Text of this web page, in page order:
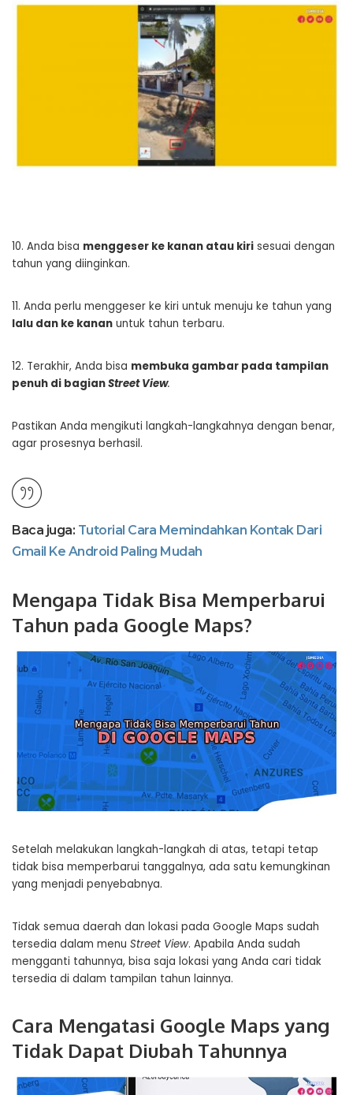
10. Anda bisa menggeser ke kanan atau kiri sesuai dengan
tahun yang diinginkan.
11. Anda perlu menggeser ke kiri untuk menuju ke tahun yang
lalu dan ke kanan untuk tahun terbaru.
12. Terakhir, Anda bisa membuka gambar pada tampilan
penuh di bagianStreet View.
Pastikan Anda mengikuti langkah-langkahnya dengan benar,
agar prosesnya berhasil.
Baca juga: Tutorial Cara Memindahkan Kontak Dari
Gmail Ke Android Paling Mudah
Mengapa Tidak Bisa Memperbarui
Tahun pada Google Maps?
Setelah melakukan langkah-langkah di atas, tetapi tetap
tidak bisa memperbarui tanggalnya, ada satu kemungkinan
yang menjadi penyebabnya.
Tidak semua daerah dan lokasi pada Google Maps sudah
tersedia dalam menu Street View. Apabila Anda sudah
mengganti tahunnya, bisa saja lokasi yang Anda cari tidak
tersedia di dalam tampilan tahun lainnya.
Cara Mengatasi Google Maps yang
Tidak Dapat Diubah Tahunnya